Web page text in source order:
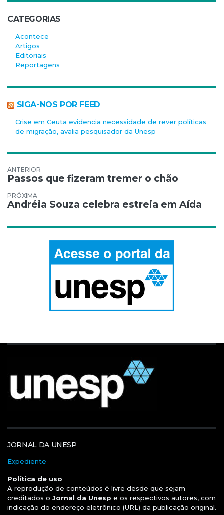
CATEGORIAS
Acontece
Artigos
Editoriais
Reportagens
SIGA-NOS POR FEED
Crise em Ceuta evidencia necessidade de rever políticas
de migração, avalia pesquisador da Unesp
Navegação de Post
Passos que fizeram tremer o chão
Andréia Souza celebra estreia em Aída
JORNAL DA UNESP
Expediente
Política de uso
A reprodução de conteúdos é livre desde que sejam
creditados o Jornal da Unesp e os respectivos autores, com
indicação do endereço eletrônico (URL) da publicação original.